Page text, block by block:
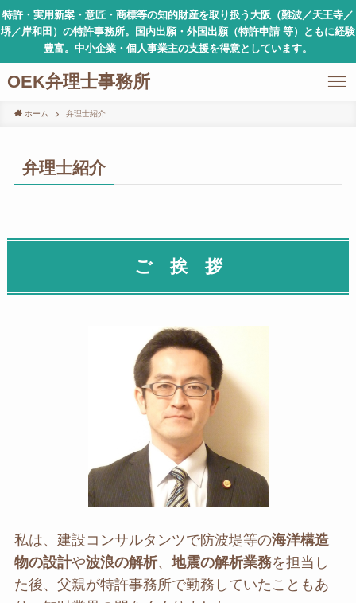
特許・実用新案・意匠・商標等の知的財産を取り扱う大阪（難波／天王寺／
堺／岸和田）の特許事務所。国内出願・外国出願（特許申請 等）ともに経験
豊富。中小企業・個人事業主の支援を得意としています。
OEK弁理士事務所
ホーム 弁理士紹介
弁理士紹介
ご 挨 拶
私は、建設コンサルタンツで防波堤等の海洋構造
物の設計や波浪の解析、 地震の解析業務を担当し
た後、父親が特許事務所で勤務していたこともあ